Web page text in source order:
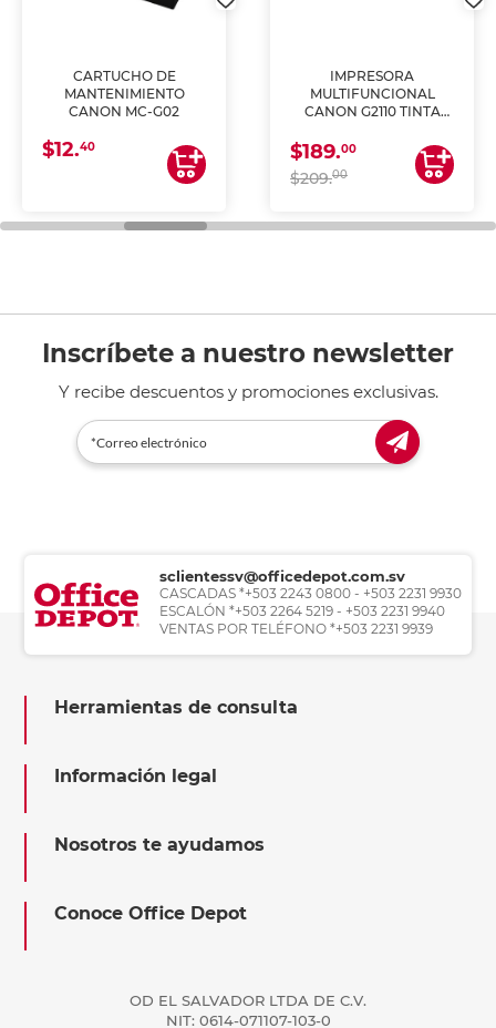
CARTUCHO DE
MANTENIMIENTO
CANON MC-G02
$12.40
IMPRESORA
MULTIFUNCIONAL
CANON G2110 TINTA
$189.00
$209.00
Inscríbete a nuestro newsletter
Y recibe descuentos y promociones exclusivas.
sclientessv@officedepot.com.sv
CASCADAS *+503 2243 0800 - +503 2231 9930
ESCALÓN *+503 2264 5219 - +503 2231 9940
VENTAS POR TELÉFONO *+503 2231 9939
Herramientas de consulta
Información legal
Nosotros te ayudamos
Conoce Office Depot
OD EL SALVADOR LTDA DE C.V.
NIT: 0614-071107-103-0